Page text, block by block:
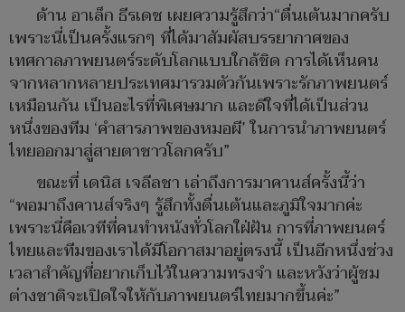
ด้าน อาเล็ก ธีรเดช เผยความรู้สึกว่า“ตื่นเต้นมากครับ
เพราะนี่เป็นครั้งแรกๆ ที่ได้มาสัมผัสบรรยากาศของ
เทศกาลภาพยนตร์ระดับโลกแบบใกล้ชิด การได้เห็นคน
จากหลากหลายประเทศมารวมตัวกันเพราะรักภาพยนตร์
เหมือนกัน เป็นอะไรที่พิเศษมาก และดีใจที่ได้เป็นส่วน
หนึ่งของทีม ‘คำสารภาพของหมอผี’ ในการนำภาพยนตร์
ไทยออกมาสู่สายตาชาวโลกครับ”
ขณะที่ เดนิส เจลีลชา เล่าถึงการมาคานส์ครั้งนี้ว่า
“พอมาถึงคานส์จริงๆ รู้สึกทั้งตื่นเต้นและภูมิใจมากค่ะ
เพราะนี่คือเวทีที่คนทำหนังทั่วโลกใฝ่ฝัน การที่ภาพยนตร์
ไทยและทีมของเราได้มีโอกาสมาอยู่ตรงนี้ เป็นอีกหนึ่งช่วง
เวลาสำคัญที่อยากเก็บไว้ในความทรงจำ และหวังว่าผู้ชม
ต่างชาติจะเปิดใจให้กับภาพยนตร์ไทยมากขึ้นค่ะ”